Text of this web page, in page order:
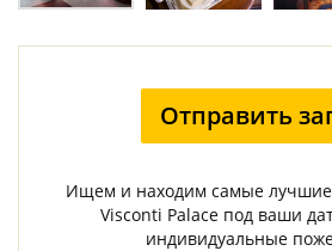
Отправить
Ищем и находим самые
Visconti Palace под ваши
индивидуальные